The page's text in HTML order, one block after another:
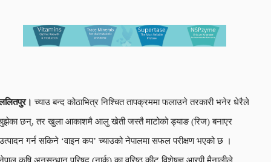
च्याउ बन्द कोठाभित्र निश्चित तापक्रममा फलाउने तरकारी भनेर धेरैले
छन्, तर खुला आकाशमै आलु खेती जस्तै माटोको ड्याङ (रिज) बनाएर
गर्न सकिने ‘वाइन कप’ च्याउको नेपालमा सफल परीक्षण भएको छ ।
कृषि अनुसन्धान परिषद् (नार्क) का वरिष्ठ कीट विशेषज्ञ आरपी मैनालीले